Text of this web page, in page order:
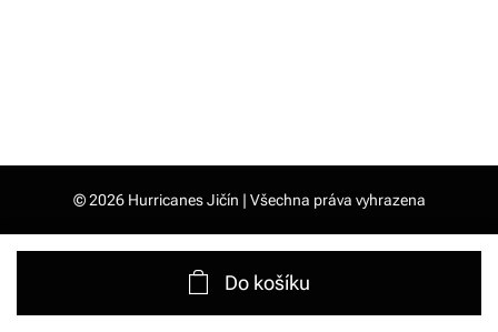
Do košíku
© 2026 Hurricanes Jičín | Všechna práva vyhrazena